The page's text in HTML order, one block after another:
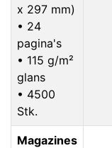
x 297 mm)
• 24
pagina's
• 115 g/m²
glans
• 4500
Stk.
Magazines